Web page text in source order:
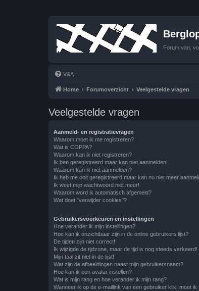
Forum van,
V&A
Home Forumoverzicht Veelgestelde vragen
Veelgestelde vragen
Aanmeld- en registratievragen
Waarom moet ik me registreren?
Wat is COPPA?
Waarom kan ik niet registreren?
Ik ben geregistreerd maar kan niet aanmelden!
Waarom kan ik niet aanmelden?
Ik heb me ooit geregistreerd maar kan nu niet meer
Ik weet mijn wachtwoord niet meer!
Waarom word ik automatisch afgemeld?
Wat doet "verwijder cookies"?
Gebruikersvoorkeuren en instellingen
Hoe verander ik mijn instellingen?
Hoe kan ik onzichtbaar zijn in de online gebruikers lijst?
De tijden zijn niet correct!
Ik wijzigde de tijdzone, maar de tijd is nog steeds verkeerd!
Mijn taal zit niet in de lijst!
Wat zijn de afbeeldingen naast mijn gebruikersnaam?
Hoe kan ik een avatar instellen?
Wat is mijn rang en hoe verander ik mijn rang?
Wanneer ik op de e-maillink van een gebruiker klik, moet ik